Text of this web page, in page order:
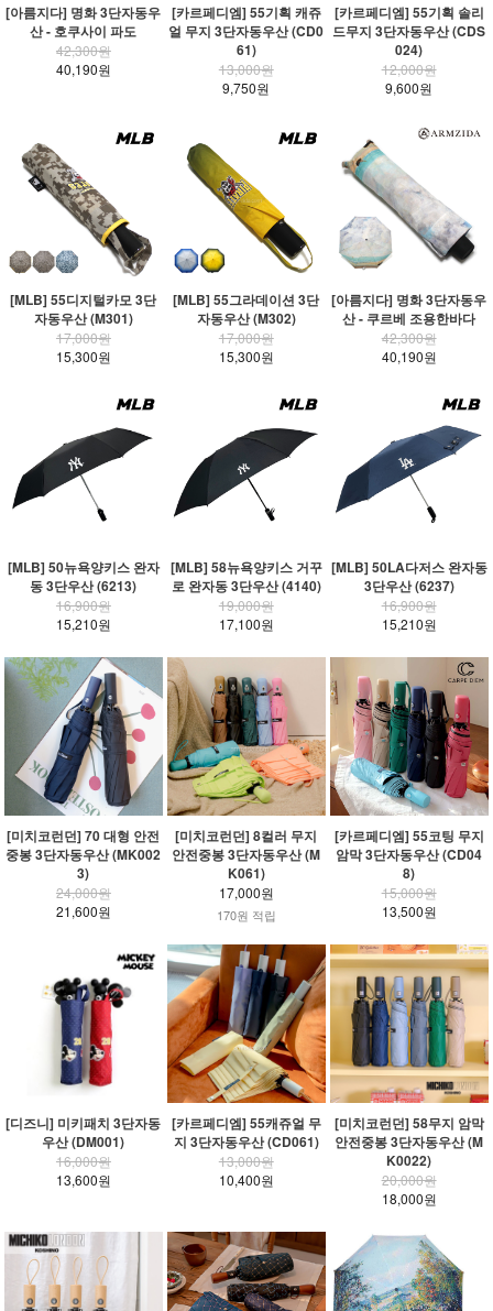
[아름지다] 명화 3단자동우
산 - 호쿠사이 파도
42,300원
40,190원
[카르페디엠] 55기획 캐쥬
얼 무지 3단자동우산 (CD0
61)
13,000원
9,750원
[카르페디엠] 55기획 솔리
드무지 3단자동우산 (CDS
024)
12,000원
9,600원
[MLB] 55디지털카모 3단
자동우산 (M301)
17,000원
15,300원
[MLB] 55그라데이션 3단
자동우산 (M302)
17,000원
15,300원
[아름지다] 명화 3단자동우
산 - 쿠르베 조용한바다
42,300원
40,190원
[MLB] 50뉴욕양키스 완자
동 3단우산 (6213)
16,900원
15,210원
[MLB] 58뉴욕양키스 거꾸
로 완자동 3단우산 (4140)
19,000원
17,100원
[MLB] 50LA다저스 완자동
3단우산 (6237)
16,900원
15,210원
[미치코런던] 70 대형 안전
중봉 3단자동우산 (MK002
3)
24,000원
21,600원
[미치코런던] 8컬러 무지
안전중봉 3단자동우산 (M
K061)
17,000원
170원 적립
[카르페디엠] 55코팅 무지
암막 3단자동우산 (CD04
8)
15,000원
13,500원
[디즈니] 미키패치 3단자동
우산 (DM001)
16,000원
13,600원
[카르페디엠] 55캐쥬얼 무
지 3단자동우산 (CD061)
13,000원
10,400원
[미치코런던] 58무지 암막
안전중봉 3단자동우산 (M
K0022)
20,000원
18,000원